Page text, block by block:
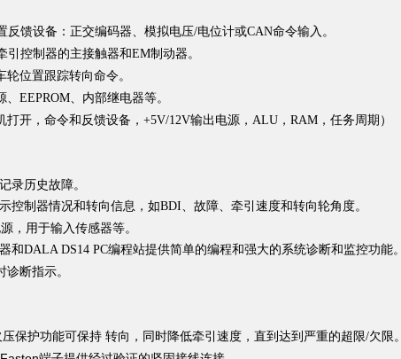
反馈设备：正交编码器、模拟电压/电位计或CAN命令输⼊。
引控制器的主接触器和EM制动器。
位置跟踪转向命令。
EEPROM、内部继电器等。
打开，命令和反馈设备，+5V/12V输出电源，ALU，RAM，任务周期）
录历史故障。
控制器情况和转向信息，如BDI、故障、牵引速度和转向轮⻆度。
，⽤于输⼊传感器等。
和DALA DS14 PC编程站提供简单的编程和强⼤的系统诊断和监控功能。
断指示。
保护功能可保持 转向，同时降低牵引速度，直到达到严重的超限/欠限。